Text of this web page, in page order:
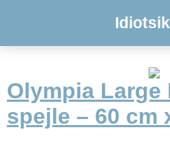
Olympia Large
spejle – 60 cm